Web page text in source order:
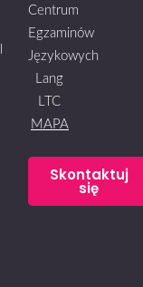
Centrum
Egzaminów
Językowych
Lang
LTC
MAPA
Skontaktuj
się